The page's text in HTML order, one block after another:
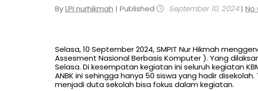
ByLPI nurhikmah | Published September 10, 2024| No
Selasa, 10 September 2024, SMPIT Nur Hikmah
Assesment Nasional Berbasis Komputer ). Yang
Selasa. Di kesempatan kegiatan ini seluruh kegiatan
ANBK ini sehingga hanya 50 siswa yang hadir
menjadi duta sekolah bisa fokus dalam kegiatan.